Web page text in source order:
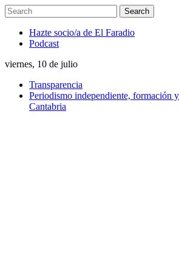
Hazte socio/a de El Faradio
Podcast
viernes, 10 de julio
Transparencia
Periodismo independiente, formación
Cantabria